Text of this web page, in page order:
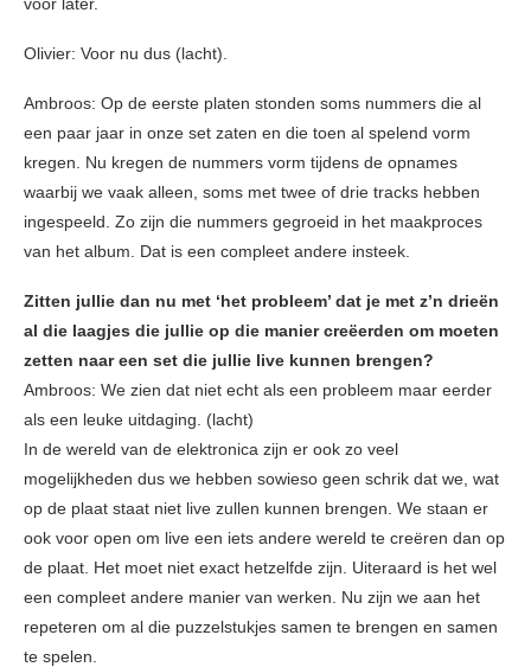
Olivier: Voor nu dus (lacht).
Ambroos: Op de eerste platen stonden soms nummers die al
een paar jaar in onze set zaten en die toen al spelend vorm
kregen. Nu kregen de nummers vorm tijdens de opnames
waarbij we vaak alleen, soms met twee of drie tracks hebben
ingespeeld. Zo zijn die nummers gegroeid in het maakproces
van het album. Dat is een compleet andere insteek.
Zitten jullie dan nu met ‘het probleem’ dat je met z’n drieën
al die laagjes die jullie op die manier creëerden om moeten
zetten naar een set die jullie live kunnen brengen?
Ambroos: We zien dat niet echt als een probleem maar eerder
als een leuke uitdaging. (lacht)
In de wereld van de elektronica zijn er ook zo veel
mogelijkheden dus we hebben sowieso geen schrik dat we, wat
op de plaat staat niet live zullen kunnen brengen. We staan er
ook voor open om live een iets andere wereld te creëren dan op
de plaat. Het moet niet exact hetzelfde zijn. Uiteraard is het wel
een compleet andere manier van werken. Nu zijn we aan het
repeteren om al die puzzelstukjes samen te brengen en samen
te spelen.